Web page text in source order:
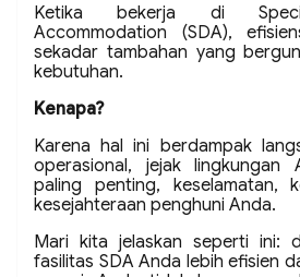
Ketika bekerja di
Accommodation (SDA),
sekadar tambahan yang
kebutuhan.
Kenapa?
Karena hal ini berdampak
operasional, jejak lingkungan
paling penting, keselamatan,
kesejahteraan penghuni Anda.
Mari kita jelaskan seperti ini:
fasilitas SDA Anda lebih efisien